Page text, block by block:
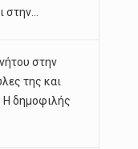
στην
της και
Η δημοφιλής